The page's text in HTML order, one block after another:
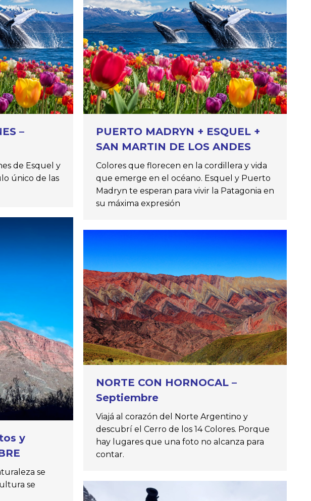
–
de Esquel y
único de las
PUERTO MADRYN + ESQUEL +
SAN MARTIN DE LOS ANDES
Colores que florecen en la cordillera y vida
que emerge en el océano. Esquel y Puerto
Madryn te esperan para vivir la Patagonia en
su máxima expresión
y
se
se
NORTE CON HORNOCAL –
Septiembre
Viajá al corazón del Norte Argentino y
descubrí el Cerro de los 14 Colores. Porque
hay lugares que una foto no alcanza para
contar.